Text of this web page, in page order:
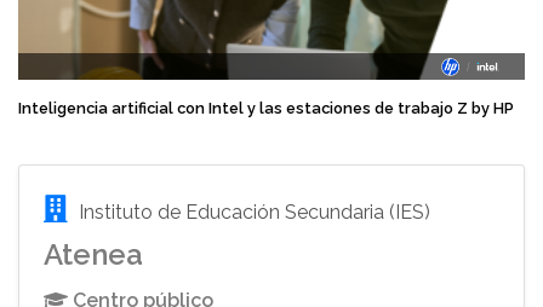
Inteligencia artificial con Intel y las estaciones de trabajo Z by HP
Instituto de Educación Secundaria (IES)
Atenea
Centro público